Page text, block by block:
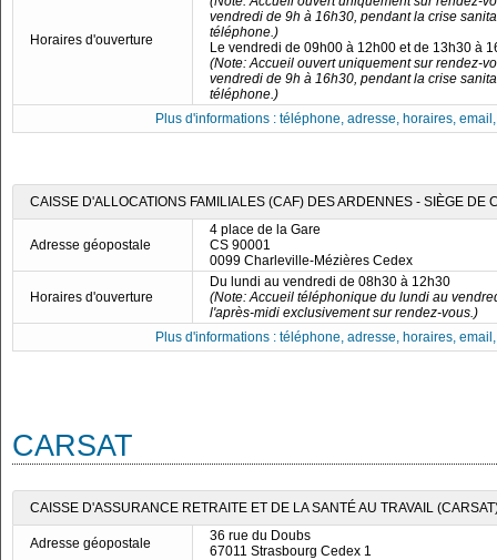
Horaires d'ouverture
vendredi de 9h à 16h30, pendant la crise
téléphone.)
Le vendredi de 09h00 à 12h00 et de 13h30 à
(Note: Accueil ouvert uniquement sur rendez-
vendredi de 9h à 16h30, pendant la crise
téléphone.)
Plus d'informations : téléphone, adresse, horaires,
CAISSE D'ALLOCATIONS FAMILIALES (CAF) DES ARDENNES - SIÈGE DE
Adresse géopostale
4 place de la Gare
CS 90001
0099 Charleville-Mézières Cedex
Horaires d'ouverture
Du lundi au vendredi de 08h30 à 12h30
(Note: Accueil téléphonique du lundi au
l'après-midi exclusivement sur rendez-vous.)
Plus d'informations : téléphone, adresse, horaires,
CARSAT
CAISSE D'ASSURANCE RETRAITE ET DE LA SANTÉ AU TRAVAIL
Adresse géopostale
36 rue du Doubs
67011 Strasbourg Cedex 1